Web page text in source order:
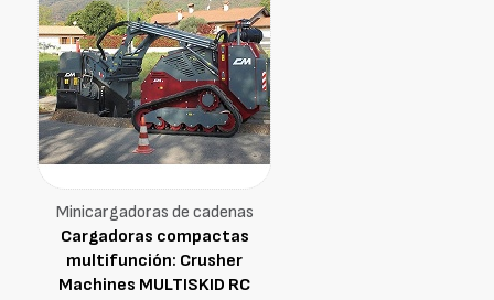
Minicargadoras de cadenas
Cargadoras compactas
multifunción: Crusher
Machines MULTISKID RC